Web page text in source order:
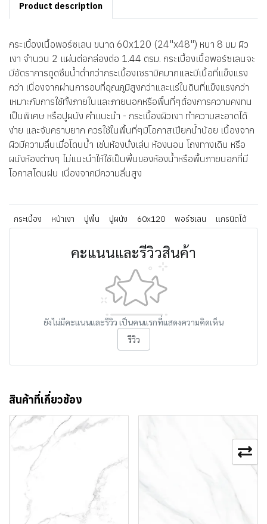
Product description
กระเบื้องเนื้อพอร์ซเลน ขนาด 60x120 (24"x48") หนา 8 มม ผิว
เงา จำนวน 2 แผ่นต่อกล่องต่อ 1.44 ตรม. กระเบื้องเนื้อพอร์ซเลนจะ
มีอัตราการดูดซึมน้ำต่ำกว่ากระเบื้องเซรามิคมากและมีเนื้อที่แข็งแรง
กว่า เนื่องจากผ่านการอบที่อุณภูมิสูงกว่าและแร่ในดินที่แข็งแรงกว่า
เหมาะกับการใช้ทั้งภายในและภายนอกหรือพื้นที่ๆต้่องการความคงทน
เป็นพิเศษ หรือปูผนัง คำแนะนำ - กระเบื้องผิวเงา ทำความสะอาดได้
ง่าย และจับคราบยาก ควรใช้ในพื้นที่ๆมีโอกาสเปียกน้ำน้อย เนื้องจาก
ผิวมีความลื่นเมื่อโดนน้ำ เช่นห้องนั่งเล่น ห้องนอน โถงทางเดิน หรือ
ผนังห้องต่างๆ ไม่แนะนำให้ใช้เป็นพื้นของห้องน้ำหรือพื้นภายนอกที่มี
โอกาสโดนฝน เนื่องจากมีความลื่นสูง
กระเบื้อง หน้าเงา ปูพื้น ปูผนัง 60x120 พอร์ซเลน แกรนิตโต้
คะแนนและรีวิวสินค้า
ยังไม่มีคะแนนและรีวิว เป็นคนแรกที่แสดงความคิดเห็น
รีวิว
สินค้าที่เกี่ยวข้อง